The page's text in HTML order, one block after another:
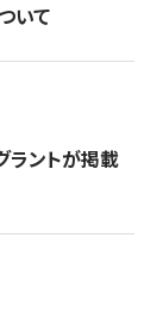
いて
ントが掲載